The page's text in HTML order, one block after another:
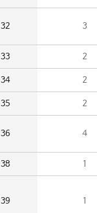
32 3
33 2
34 2
35 2
36 4
38 1
39 1